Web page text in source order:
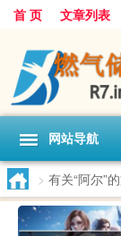
首 页 文章列表
网站导航
> 有关“阿尔”